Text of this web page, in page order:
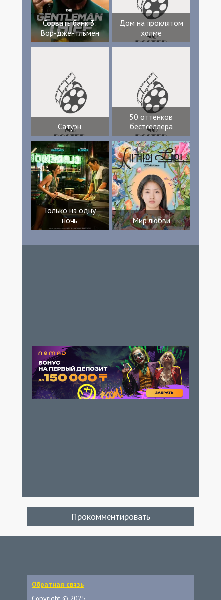
Сорвать банк 3:
Вор-джентльмен
Дом на проклятом
холме
Сатурн
50 оттенков
бестселлера
Только на одну
ночь
Мир любви
Прокомментировать
Обратная связь
Copyright © 2025